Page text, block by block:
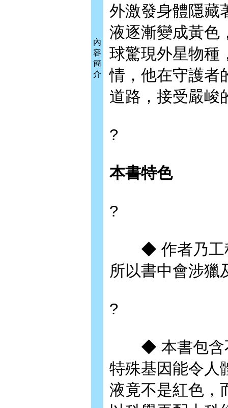
內
容
簡
介
外激發身體隱藏
液逐漸變成黃色
球驚現外星物種
情，他在守護者
道路，接受嚴峻
?
本書特色
?
◆ 作者乃工程
所以書中會涉獵
?
◆ 本書包含不
特殊基因能令人
液竟不是紅色，